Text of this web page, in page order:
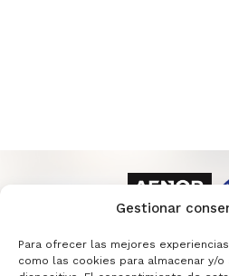
Gestionar
Para ofrecer las mejores
como las cookies para almacenar y/